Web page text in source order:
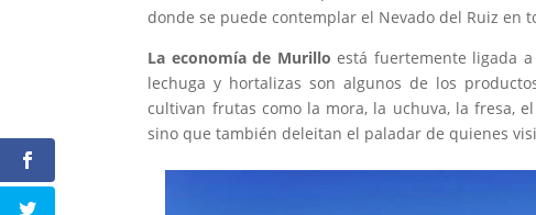
donde se puede contemplar el Nevado del Ruiz en
La economía de Murillo está fuertemente ligada
lechuga y hortalizas son algunos de los
cultivan frutas como la mora, la uchuva, la fresa,
sino que también deleitan el paladar de quienes